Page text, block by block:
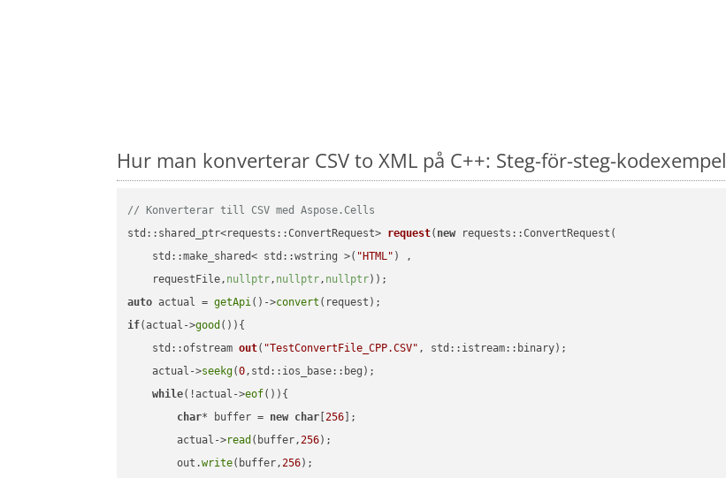
Hur man konverterar CSV to XML på C++: Steg-för-steg-kodexempel
// Konverterar till CSV med Aspose.Cells
std::shared_ptr<requests::ConvertRequest> request( new requests::ConvertRequest(
    std::make_shared< std::wstring >(
"HTML" ) ,
    requestFile,
nullptr, nullptr, nullptr))
auto actual = getApi()->convert
if(actual->good ()){
std::ofstream out( "TestConvertFile_CPP.CSV" , std::istream::binary) ;
    actual->
seekg(0,std::ios_base::beg);
while(!actual->eof()){
char* buffer = new char [256 ];
        actual->
read (buffer,256);
        out.
write(buffer,256);